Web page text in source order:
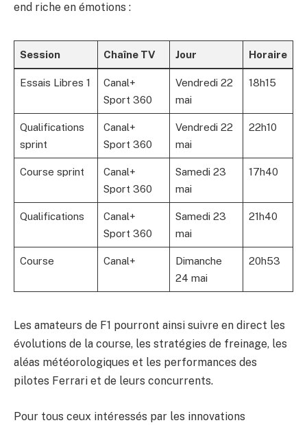
end riche en émotions :
Session Chaîne TV Jour Horaire
Essais Libres 1
Canal+
Sport 360
Vendredi 22
mai
18h15
Qualifications
sprint
Canal+
Sport 360
Vendredi 22
mai
22h10
Course sprint
Canal+
Sport 360
Samedi 23
mai
17h40
Qualifications
Canal+
Sport 360
Samedi 23
mai
21h40
Course Canal+
Dimanche
24 mai
20h53
Les amateurs de F1 pourront ainsi suivre en direct les
évolutions de la course, les stratégies de freinage, les
aléas météorologiques et les performances des
pilotes Ferrari et de leurs concurrents.
Pour tous ceux intéressés par les innovations